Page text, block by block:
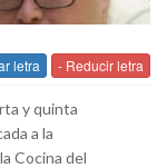
letra - Reducir letra
y quinta
a la
Cocina del